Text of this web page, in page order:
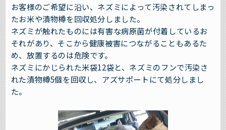
お客様のご希望に沿い、ネズミによって汚染されてしまっ
たお米や漬物樽を回収処分しました。
ネズミが触れたものには有害な病原菌が付着しているお
それがあり、そこから健康被害につながることもあるた
め、放置するのは危険です。
ネズミにかじられた米袋12袋と、ネズミのフンで汚染さ
れた漬物樽5個を回収し、アズサポートにて処分しまし
た。